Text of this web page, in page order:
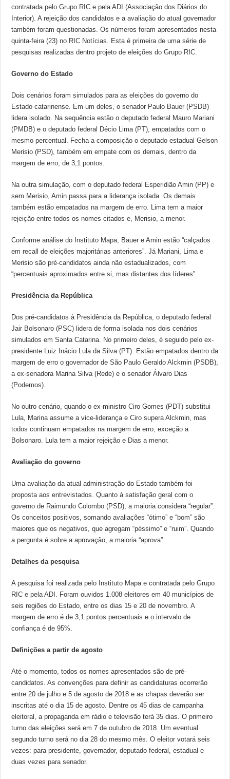
contratada pelo Grupo RIC e pela ADI (Associação dos Diários do
Interior). A rejeição dos candidatos e a avaliação do atual governador
também foram questionadas. Os números foram apresentados nesta
quinta-feira (23) no RIC Notícias. Esta é primeira de uma série de
pesquisas realizadas dentro projeto de eleições do Grupo RIC.
Governo do Estado
Dois cenários foram simulados para as eleições do governo do
Estado catarinense. Em um deles, o senador Paulo Bauer (PSDB)
lidera isolado. Na sequência estão o deputado federal Mauro Mariani
(PMDB) e o deputado federal Décio Lima (PT), empatados com o
mesmo percentual. Fecha a composição o deputado estadual Gelson
Merisio (PSD), também em empate com os demais, dentro da
margem de erro, de 3,1 pontos.
Na outra simulação, com o deputado federal Esperidião Amin (PP) e
sem Merisio, Amin passa para a liderança isolada. Os demais
também estão empatados na margem de erro. Lima tem a maior
rejeição entre todos os nomes citados e, Merisio, a menor.
Conforme análise do Instituto Mapa, Bauer e Amin estão “calçados
em recall de eleições majoritárias anteriores”. Já Mariani, Lima e
Merisio são pré-candidatos ainda não estadualizados, com
“percentuais aproximados entre si, mas distantes dos líderes”.
Presidência da República
Dos pré-candidatos à Presidência da República, o deputado federal
Jair Bolsonaro (PSC) lidera de forma isolada nos dois cenários
simulados em Santa Catarina. No primeiro deles, é seguido pelo ex-
presidente Luiz Inácio Lula da Silva (PT). Estão empatados dentro da
margem de erro o governador de São Paulo Geraldo Alckmin (PSDB),
a ex-senadora Marina Silva (Rede) e o senador Álvaro Dias
(Podemos).
No outro cenário, quando o ex-ministro Ciro Gomes (PDT) substitui
Lula, Marina assume a vice-liderança e Ciro supera Alckmin, mas
todos continuam empatados na margem de erro, exceção a
Bolsonaro. Lula tem a maior rejeição e Dias a menor.
Avaliação do governo
Uma avaliação da atual administração do Estado também foi
proposta aos entrevistados. Quanto à satisfação geral com o
governo de Raimundo Colombo (PSD), a maioria considera “regular”.
Os conceitos positivos, somando avaliações “ótimo” e “bom” são
maiores que os negativos, que agregam “péssimo” e “ruim”. Quando
a pergunta é sobre a aprovação, a maioria “aprova”.
Detalhes da pesquisa
A pesquisa foi realizada pelo Instituto Mapa e contratada pelo Grupo
RIC e pela ADI. Foram ouvidos 1.008 eleitores em 40 municípios de
seis regiões do Estado, entre os dias 15 e 20 de novembro. A
margem de erro é de 3,1 pontos percentuais e o intervalo de
confiança é de 95%.
Definições a partir de agosto
Até o momento, todos os nomes apresentados são de pré-
candidatos. As convenções para definir as candidaturas ocorrerão
entre 20 de julho e 5 de agosto de 2018 e as chapas deverão ser
inscritas até o dia 15 de agosto. Dentre os 45 dias de campanha
eleitoral, a propaganda em rádio e televisão terá 35 dias. O primeiro
turno das eleições será em 7 de outubro de 2018. Um eventual
segundo turno será no dia 28 do mesmo mês. O eleitor votará seis
vezes: para presidente, governador, deputado federal, estadual e
duas vezes para senador.